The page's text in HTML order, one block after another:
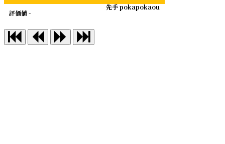
先手 pokapokaou
評価値 -